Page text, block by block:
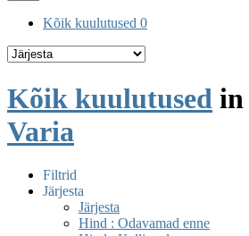
Kõik kuulutused 0
Kõik kuulutused in
Varia
Filtrid
Järjesta
Järjesta
Hind : Odavamad enne